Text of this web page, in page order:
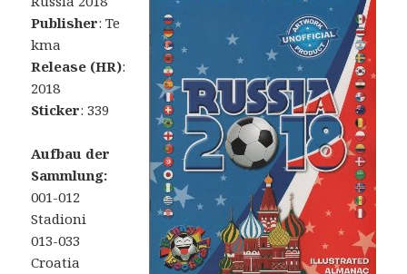
Publisher: Te
kma
Release (HR):
2018
Sticker: 339
Aufbau der
Sammlung:
001-012
Stadioni
013-033
Croatia